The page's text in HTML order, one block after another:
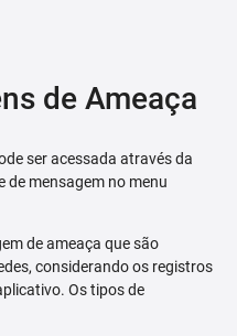
de Ameaça
ser acessada através da
de mensagem no menu
de ameaça que são
considerando os registros
Os tipos de